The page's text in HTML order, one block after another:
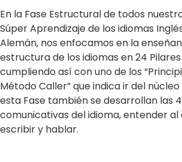
En la Fase Estructural de todos
Súper Aprendizaje de los idiomas
Alemán, nos enfocamos en la
estructura de los idiomas en 24
cumpliendo así con uno de los
Método Caller” que indica ir del
esta Fase también se desarrollan las
comunicativas del idioma, entender
escribir y hablar.